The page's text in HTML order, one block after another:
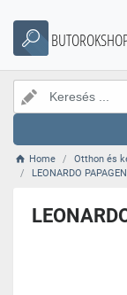
Home Otthon és
LEONARDO